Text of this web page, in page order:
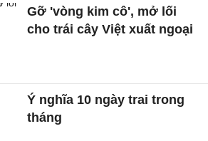
Gỡ 'vòng kim cô', mở lối
cho trái cây Việt xuất ngoại
Ý nghĩa 10 ngày trai trong
tháng